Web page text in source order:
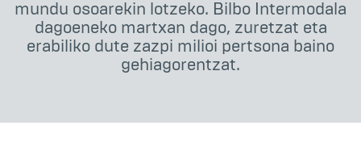
mundu osoarekin lotzeko. Bilbo Intermodala
dagoeneko martxan dago, zuretzat eta
erabiliko dute zazpi milioi pertsona baino
gehiagorentzat.